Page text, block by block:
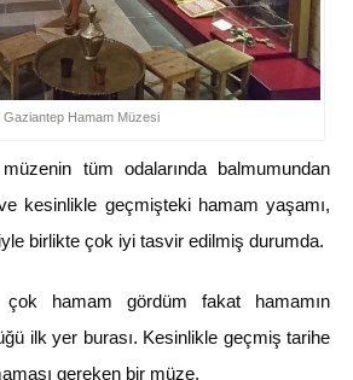
Gaziantep Hamam Müzesi
tüm odalarında balmumundan
kesinlikle geçmişteki hamam yaşamı,
birlikte çok iyi tasvir edilmiş durumda.
hamam gördüm fakat hamamın
ilk yer burası. Kesinlikle geçmiş tarihe
gereken bir müze.